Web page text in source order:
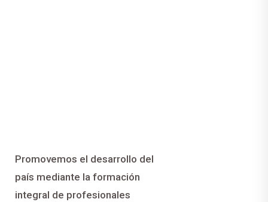
Promovemos el desarrollo del
país mediante la formación
integral de profesionales